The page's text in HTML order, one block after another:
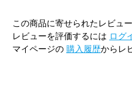
この商品に寄せられたレビュ
レビューを評価するには ログ
マイページの 購入履歴からレ